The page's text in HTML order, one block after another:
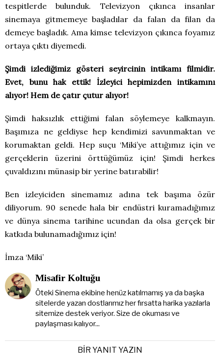
tespitlerde bulunduk. Televizyon çıkınca insanlar
sinemaya gitmemeye başladılar da falan da filan da
demeye başladık. Ama kimse televizyon çıkınca foyamız
ortaya çıktı diyemedi.
Şimdi izlediğimiz gösteri seyircinin intikamı filmidir.
Evet, bunu hak ettik! İzleyici hepimizden intikamını
alıyor! Hem de çatır çutur alıyor!
Şimdi haksızlık ettiğimi falan söylemeye kalkmayın.
Başımıza ne geldiyse hep kendimizi savunmaktan ve
korumaktan geldi. Hep suçu ‘Miki’ye attığımız için ve
gerçeklerin üzerini örttüğümüz için! Şimdi herkes
çuvaldızını münasip bir yerine batırabilir!
Ben izleyiciden sinemamız adına tek başıma özür
diliyorum. 90 senede hala bir endüstri kuramadığımız
ve dünya sinema tarihine ucundan da olsa gerçek bir
katkıda bulunamadığımız için!
İmza ‘Miki’
Misafir Koltuğu
Öteki Sinema ekibine henüz katılmamış ya da başka
sitelerde yazan dostlarımız her fırsatta harika yazılarla
sitemize destek veriyor. Size de okuması ve
paylaşması kalıyor...
BIR YANIT YAZIN